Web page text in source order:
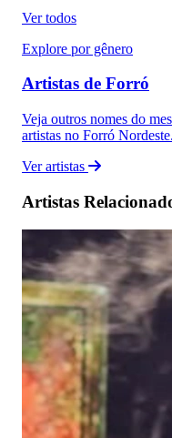
Ver todos
Explore por gênero
Artistas de Forró
Veja outros nomes do
artistas no Forró Nordeste.
Ver artistas
Artistas